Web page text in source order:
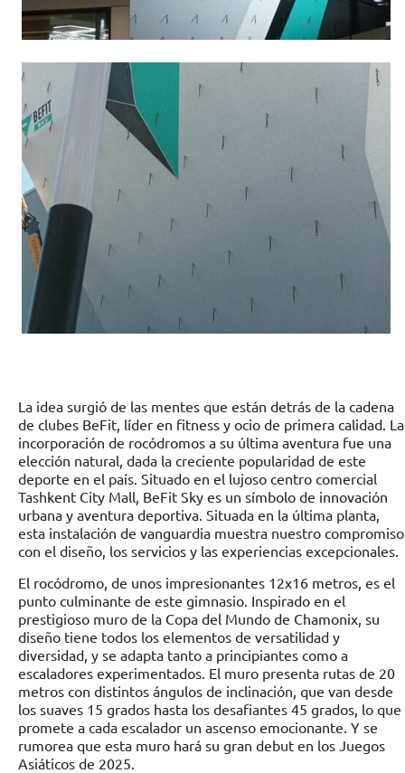
La idea surgió de las mentes que están detrás de la cadena
de clubes BeFit, líder en fitness y ocio de primera calidad. La
incorporación de rocódromos a su última aventura fue una
elección natural, dada la creciente popularidad de este
deporte en el país. Situado en el lujoso centro comercial
Tashkent City Mall, BeFit Sky es un símbolo de innovación
urbana y aventura deportiva. Situada en la última planta,
esta instalación de vanguardia muestra nuestro compromiso
con el diseño, los servicios y las experiencias excepcionales.
El rocódromo, de unos impresionantes 12x16 metros, es el
punto culminante de este gimnasio. Inspirado en el
prestigioso muro de la Copa del Mundo de Chamonix, su
diseño tiene todos los elementos de versatilidad y
diversidad, y se adapta tanto a principiantes como a
escaladores experimentados. El muro presenta rutas de 20
metros con distintos ángulos de inclinación, que van desde
los suaves 15 grados hasta los desafiantes 45 grados, lo que
promete a cada escalador un ascenso emocionante. Y se
rumorea que esta muro hará su gran debut en los Juegos
Asiáticos de 2025.